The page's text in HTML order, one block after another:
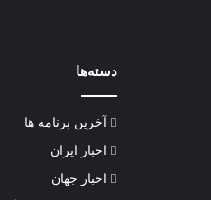
دسته‌ها
آخرین برنامه ها
اخبار ایران
اخبار جهان